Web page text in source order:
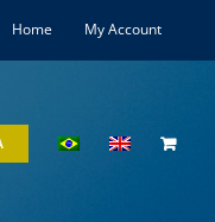
Home My Account